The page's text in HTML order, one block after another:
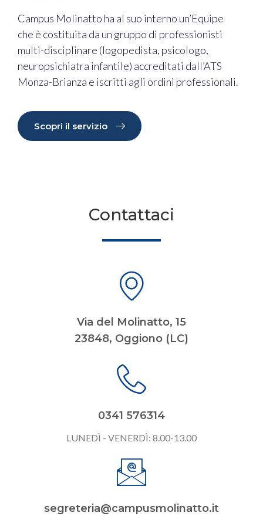
Campus Molinatto ha al suo interno un’Equipe
che è costituita da un gruppo di professionisti
multi-disciplinare (logopedista, psicologo,
neuropsichiatra infantile) accreditati dall’ATS
Monza-Brianza e iscritti agli ordini professionali.
Scopri il servizio
Contattaci
Via del Molinatto, 15
23848, Oggiono (LC)
0341 576314
LUNEDÌ - VENERDÌ: 8.00-13.00
segreteria@campusmolinatto.it